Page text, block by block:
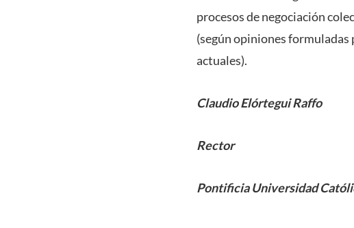
procesos de negociación
(según opiniones
actuales).
Claudio Elórtegui Raffo
Rector
Pontificia Universidad